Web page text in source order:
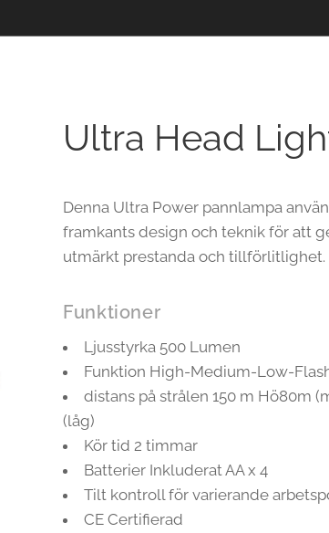
Ultra Head
Denna Ultra Power pannlampa
framkants design och teknik för att
utmärkt prestanda och tillförlitlighet.
Funktioner
Ljusstyrka 500 Lumen
Funktion High-Medium-Low-
distans på strålen 150 m Hö80m
(låg)
Kör tid 2 timmar
Batterier Inkluderat AA x 4
Tilt kontroll för varierande
CE Certifierad